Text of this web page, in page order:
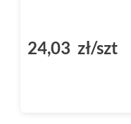
24,03 zł/szt